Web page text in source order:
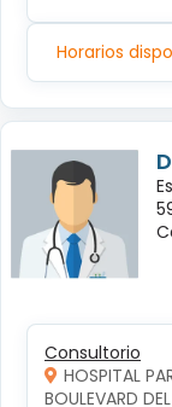
Horarios
Consultorio
HOSPITAL
BOULEVARD